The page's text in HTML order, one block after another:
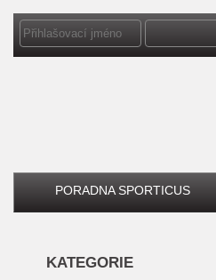
PORADNA SPORTICUS
KATEGORIE